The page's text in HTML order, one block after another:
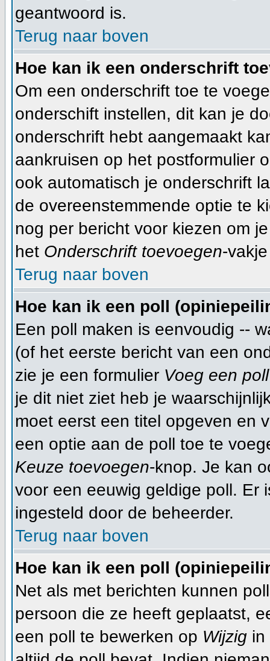
geantwoord is.
Terug naar boven
Hoe kan ik een onderschrift
Om een onderschrift toe te
onderschift instellen, dit kan je
onderschrift hebt aangemaakt
aankruisen op het postformulier
ook automatisch je onderschrift
de overeenstemmende optie te
nog per bericht voor kiezen om
het Onderschrift toevoegen-
Terug naar boven
Hoe kan ik een poll
Een poll maken is eenvoudig --
(of het eerste bericht van een
zie je een formulier Voeg een
je dit niet ziet heb je
moet eerst een titel opgeven en
een optie aan de poll toe te
Keuze toevoegen-knop. Je kan
voor een eeuwig geldige poll. Er
ingesteld door de beheerder.
Terug naar boven
Hoe kan ik een poll
Net als met berichten kunnen
persoon die ze heeft geplaatst,
een poll te bewerken op Wijzig in